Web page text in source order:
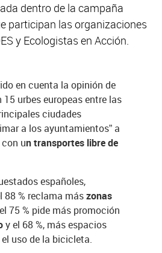
dentro de la campaña
participan las organizaciones
y Ecologistas en Acción.
en cuenta la opinión de
urbes europeas entre las
ciudades
a los ayuntamientos” a
un transportes libre de
españoles,
88 % reclama mászonas
75 % pide más promoción
y el 68 %, más espacios
uso de la bicicleta.